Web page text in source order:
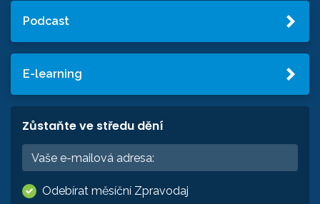
Podcast
E-learning
Zůstaňte ve středu dění
Odebírat měsíční Zpravodaj